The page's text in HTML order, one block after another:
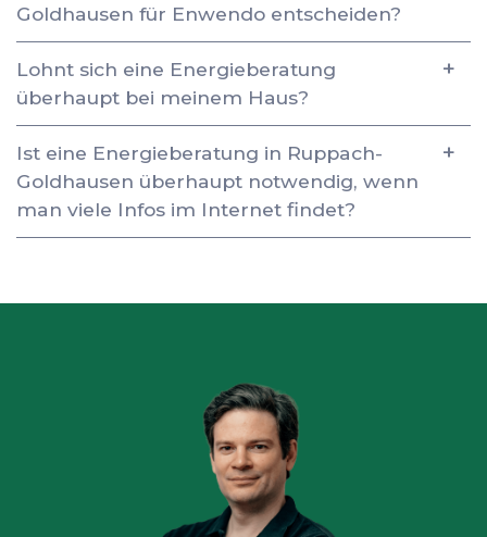
Goldhausen für Enwendo entscheiden?
Lohnt sich eine Energieberatung
überhaupt bei meinem Haus?
Ist eine Energieberatung in Ruppach-
Goldhausen überhaupt notwendig, wenn
man viele Infos im Internet findet?